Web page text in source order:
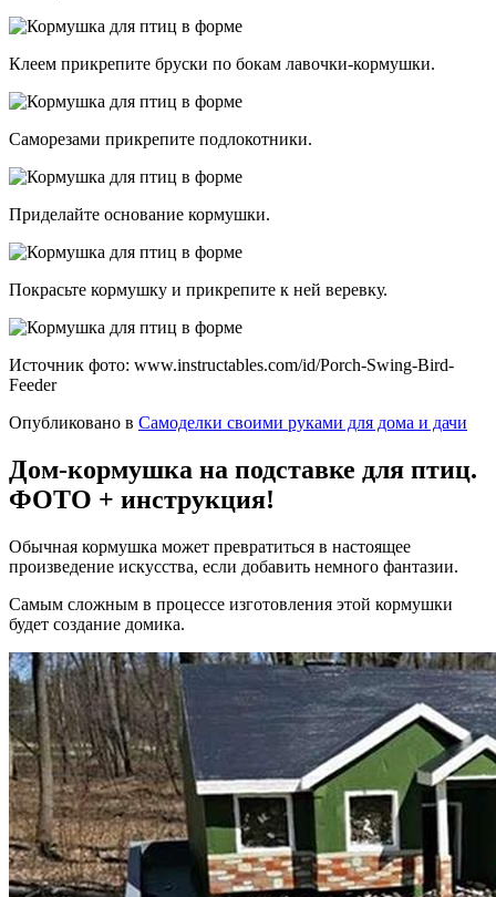
Клеем прикрепите бруски по бокам лавочки-кормушки.
Саморезами прикрепите подлокотники.
Приделайте основание кормушки.
Покрасьте кормушку и прикрепите к ней веревку.
Источник фото: www.instructables.com/id/Porch-Swing-Bird-
Feeder
Опубликовано в Самоделки своими руками для дома и дачи
Дом-кормушка на подставке для птиц.
ФОТО + инструкция!
Обычная кормушка может превратиться в настоящее
произведение искусства, если добавить немного фантазии.
Самым сложным в процессе изготовления этой кормушки
будет создание домика.